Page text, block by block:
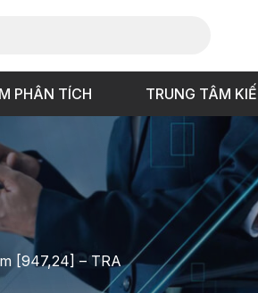
PHÂN TÍCH TRUNG TÂM
[947,24] – TRA